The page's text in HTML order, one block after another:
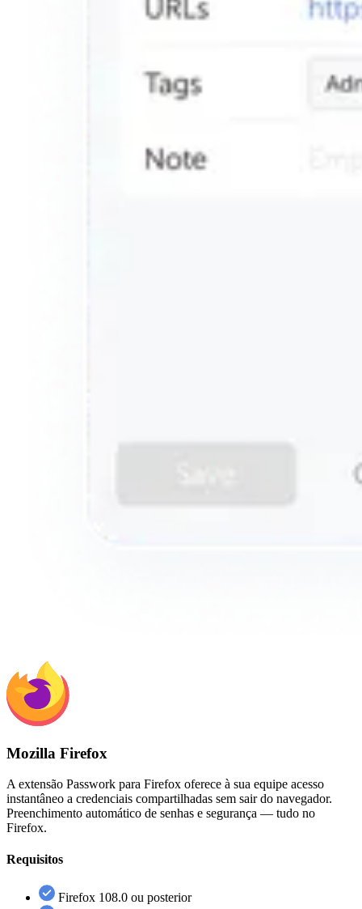
Mozilla Firefox
A extensão Passwork para Firefox oferece à sua equipe acesso
instantâneo a credenciais compartilhadas sem sair do navegador.
Preenchimento automático de senhas e segurança — tudo no
Firefox.
Requisitos
Firefox 108.0 ou posterior